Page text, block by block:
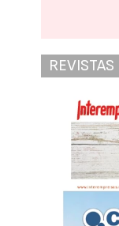
REVISTAS